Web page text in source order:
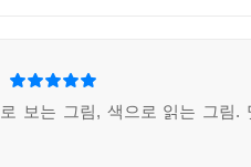
보는 그림, 색으로 읽는 그림.